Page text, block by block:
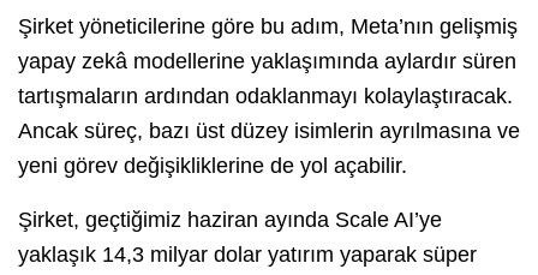
Şirket yöneticilerine göre bu adım, Meta’nın gelişmiş
yapay zekâ modellerine yaklaşımında aylardır süren
tartışmaların ardından odaklanmayı kolaylaştıracak.
Ancak süreç, bazı üst düzey isimlerin ayrılmasına ve
yeni görev değişikliklerine de yol açabilir.
Şirket, geçtiğimiz haziran ayında Scale AI’ye
yaklaşık 14,3 milyar dolar yatırım yaparak süper